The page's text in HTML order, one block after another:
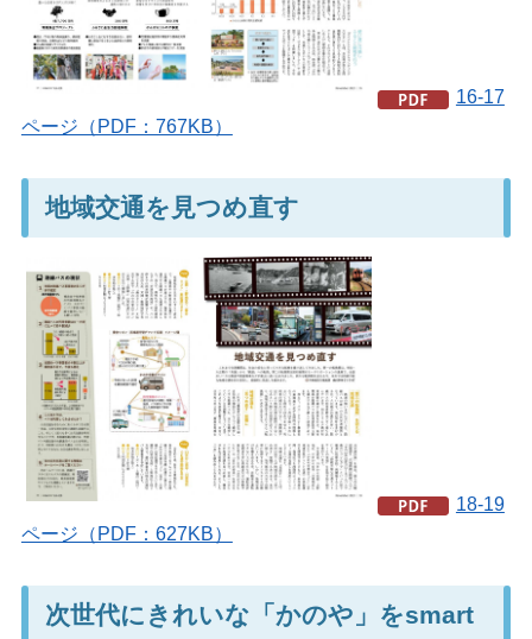
16-17
ページ（PDF：767KB）
地域交通を見つめ直す
18-19
ページ（PDF：627KB）
次世代にきれいな「かのや」をsmart